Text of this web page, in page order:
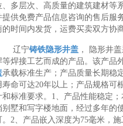
、多层次、高质量的建筑建材等
提供免费产品信息咨询的售后服
的时间内发货，运费买卖双方协商
辽宁铸铁隐形井盖， 隐形井
等焊接工艺而成的产品。该产品
承载标准生产；产品质量长期稳
寿命可达20年以上；产品规格可
和标准要求。1、产品性能稳定；
别墅和写字楼地面，经过多年的
。2、产品嵌入深度为75毫米，